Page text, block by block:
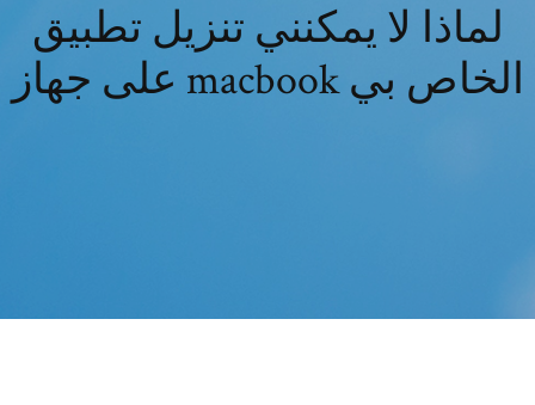
لماذا لا يمكنني تنزيل تطبيق
على جهاز macbook الخاص بي